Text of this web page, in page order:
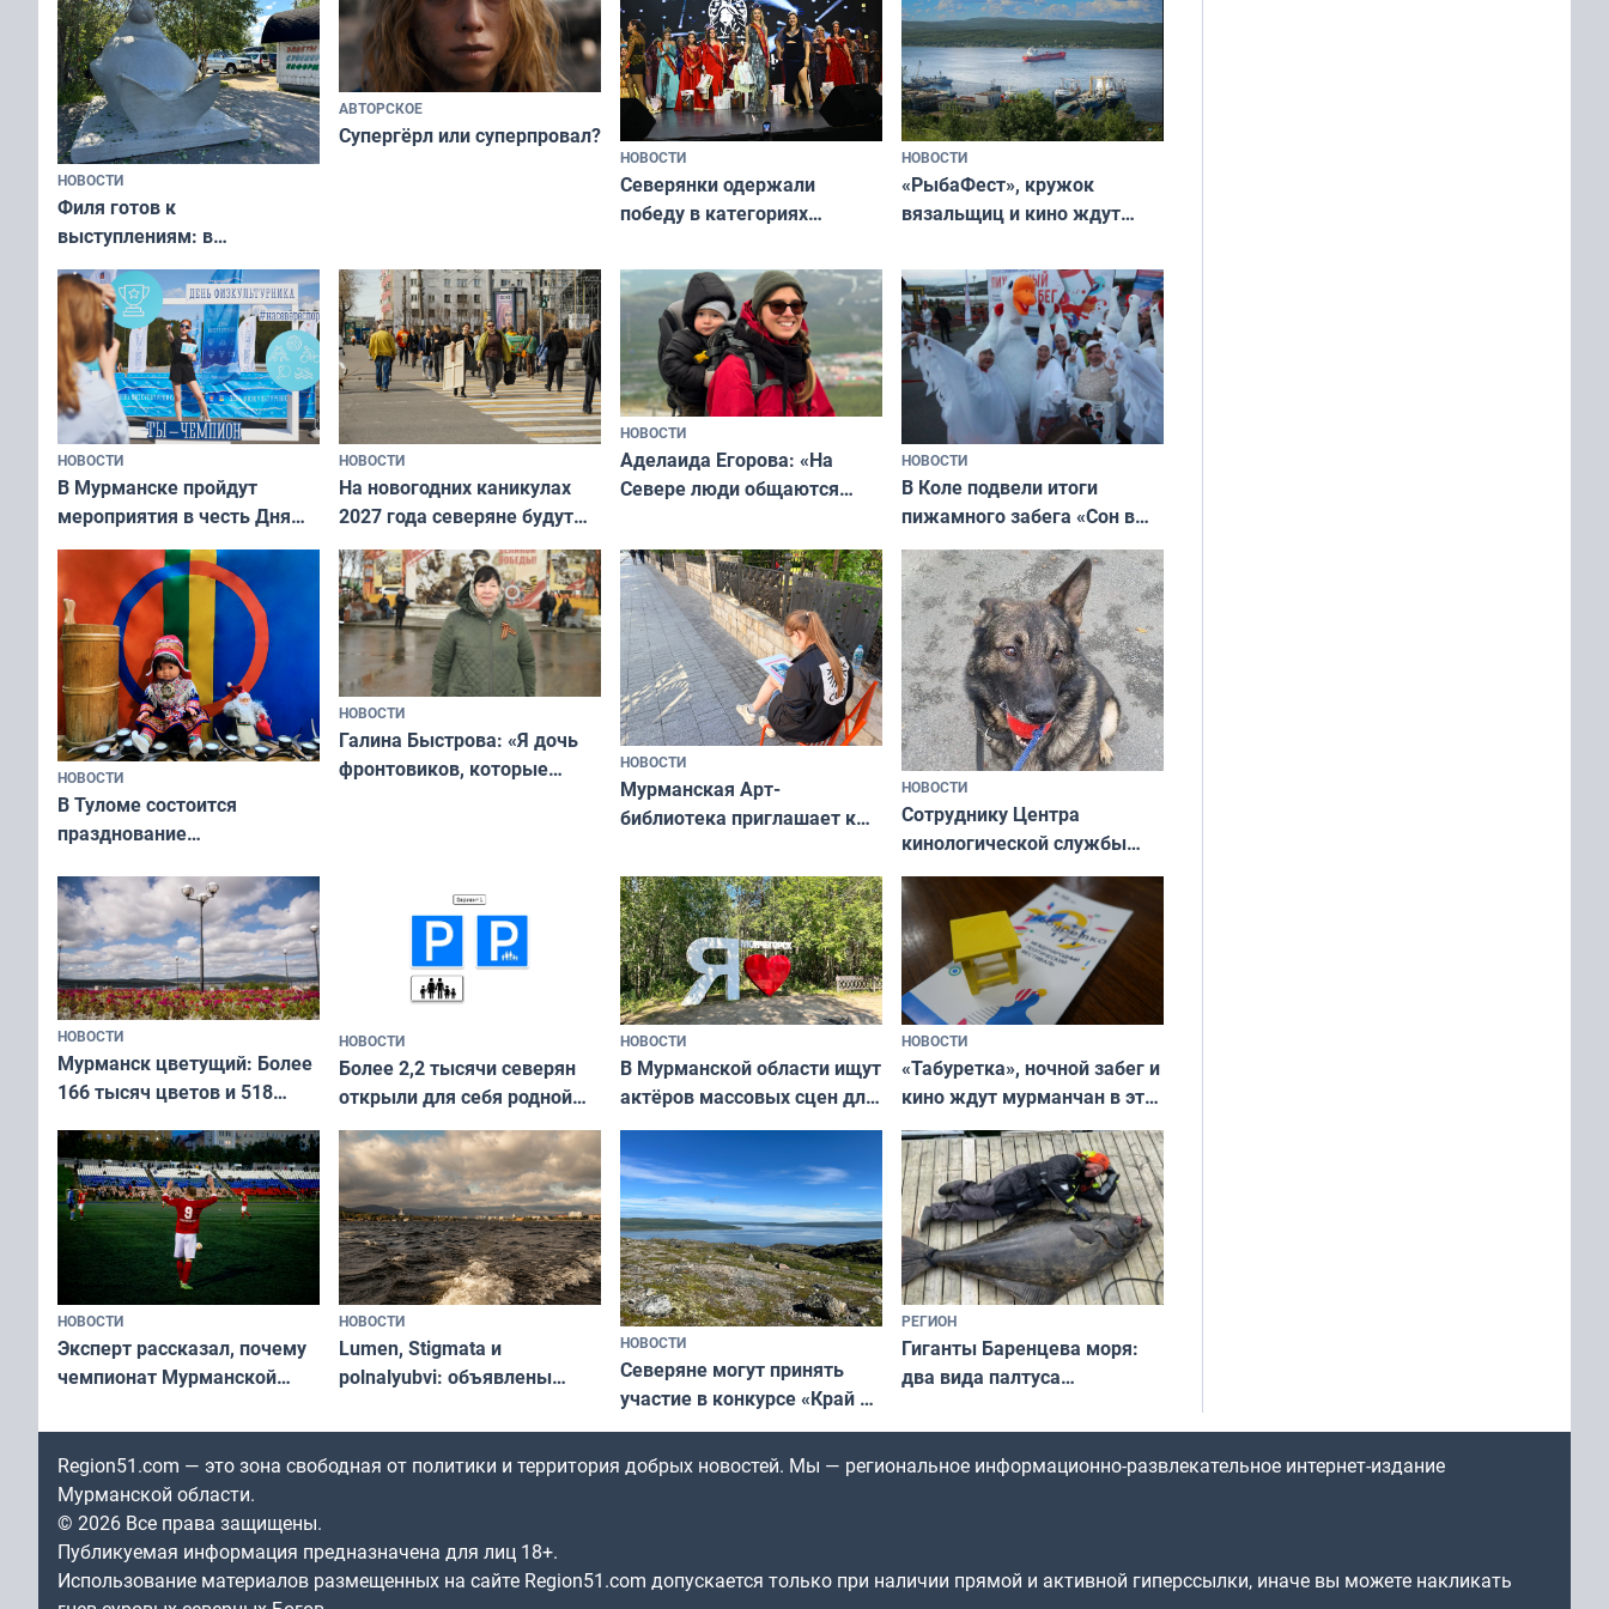
НОВОСТИ
Филя готов к
выступлениям: в
мурманском океанариуме
рассказали о состоянии
тюленей
АВТОРСКОЕ
Супергёрл или суперпровал?
НОВОСТИ
Северянки одержали
победу в категориях
«Мисс и Миссис Великая
Русь»
НОВОСТИ
«РыбаФест», кружок
вязальщиц и кино ждут
НОВОСТИ
В Мурманске пройдут
мероприятия в честь Дня
физкультурника
НОВОСТИ
На новогодних каникулах
2027 года северяне будут
отдыхать 11 дней
НОВОСТИ
Аделаида Егорова: «На
Севере люди общаются
а потому что
ты им интересен»
НОВОСТИ
В Коле подвели итоги
пижамного забега «Сон в
Олимпийскую ночь»
НОВОСТИ
В Туломе состоится
празднование
коренных народов мира
НОВОСТИ
Галина Быстрова: «Я дочь
фронтовиков, которые
НОВОСТИ
Мурманская Арт-
библиотека приглашает к
и фотографов
НОВОСТИ
Сотруднику Центра
кинологической службы
ищут новый дом
НОВОСТИ
Мурманск цветущий: Более
166 тысяч цветов и 518
НОВОСТИ
Более 2,2 тысячи северян
открыли для себя родной
край в рамках проекта
«Туризм для своих»
НОВОСТИ
В Мурманской области ищут
актёров массовых сцен для
съёмок в
короткометражном фильме
НОВОСТИ
«Табуретка», ночной забег и
кино ждут мурманчан в эти
выходные
НОВОСТИ
Эксперт рассказал, почему
чемпионат Мурманской
незамеченным
НОВОСТИ
Lumen, Stigmata и
polnalyubvi: объявлены
«Имандра» в 2026 года
НОВОСТИ
Северяне могут принять
участие в конкурсе «Край у
северной границы: фотогид
по Печенгскому округу»
РЕГИОН
Гиганты Баренцева моря:
два вида палтуса
Region51.com — это зона свободная от политики и территория добрых новостей. Мы — региональное информационно-развлекательное интернет-издание
Мурманской области.
© 2026 Все права защищены.
Публикуемая информация предназначена для лиц 18+.
Использование материалов размещенных на сайте Region51.com допускается только при наличии прямой и активной гиперссылки, иначе вы можете накликать